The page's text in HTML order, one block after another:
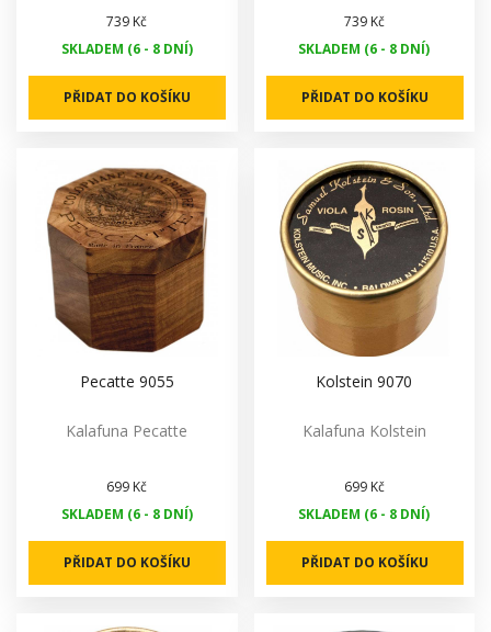
739 Kč
SKLADEM (6 - 8 DNÍ)
PŘIDAT DO KOŠÍKU
739 Kč
SKLADEM (6 - 8 DNÍ)
PŘIDAT DO KOŠÍKU
Pecatte 9055
Kalafuna Pecatte
699 Kč
SKLADEM (6 - 8 DNÍ)
PŘIDAT DO KOŠÍKU
Kolstein 9070
Kalafuna Kolstein
699 Kč
SKLADEM (6 - 8 DNÍ)
PŘIDAT DO KOŠÍKU